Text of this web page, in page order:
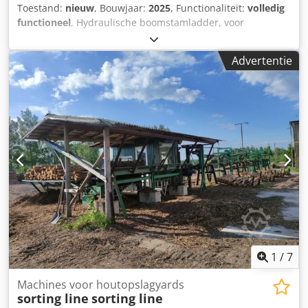
Toestand: nieuw, Bouwjaar: 2025, Functionaliteit: volledig
functioneel, Hydraulische boomstamladder, voor
boomstamdiameters van 7 cm tot 66 cm. Dkjdpfsv N Eiqjx
Aa Der
Advertentie
1 /7
Machines voor houtopslagyards
sorting line sorting line